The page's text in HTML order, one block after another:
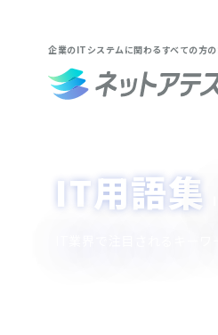
企業のITシステムに関わるすべての方
IT用語集
IT業界で注目されるキー